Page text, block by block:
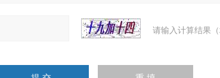
请输入计算结果